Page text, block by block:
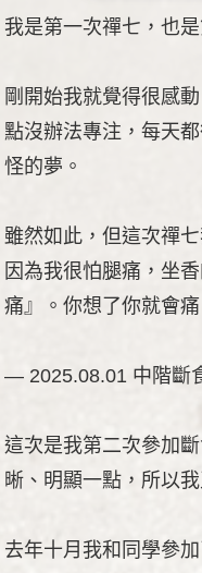
我是第一次禪七，也
剛開始我就覺得很感
點沒辦法專注，每天
怪的夢。
雖然如此，但這次禪
因為我很怕腿痛，坐
痛』。你想了你就會
— 2025.08.01 中階斷
這次是我第二次參加
晰、明顯一點，所以我
去年十月我和同學參